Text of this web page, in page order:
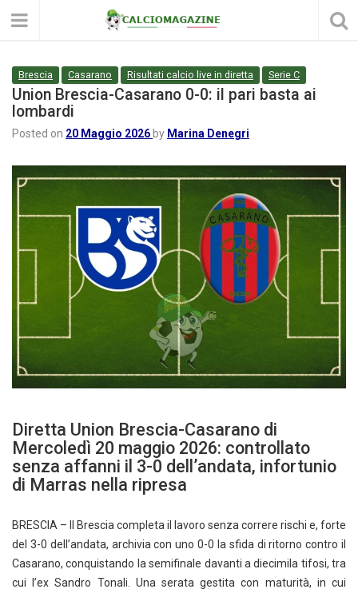
Brescia Casarano Risultati calcio live in diretta Serie C
Union Brescia-Casarano 0-0: il pari basta ai
lombardi
Posted on 20 Maggio 2026 by Marina Denegri
Diretta Union Brescia-Casarano di
Mercoledì 20 maggio 2026: controllato
senza affanni il 3-0 dell’andata, infortunio
di Marras nella ripresa
BRESCIA – Il Brescia completa il lavoro senza correre rischi e, forte
del 3-0 dell’andata, archivia con uno 0-0 la sfida di ritorno contro il
Casarano, conquistando la semifinale davanti a diecimila tifosi, tra
cui l’ex Sandro Tonali. Una serata gestita con maturità, in cui